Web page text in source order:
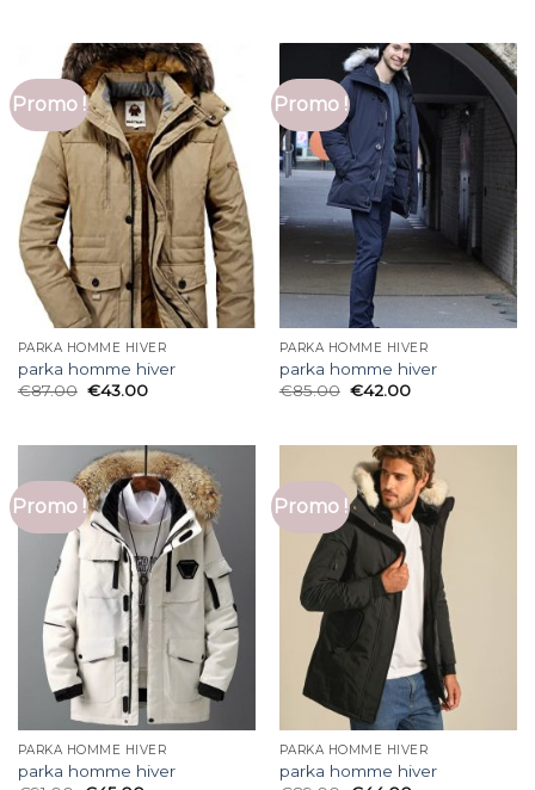
Promo !
PARKA HOMME HIVER
parka homme hiver
€87.00 €43.00
Promo !
PARKA HOMME HIVER
parka homme hiver
€85.00 €42.00
Promo !
PARKA HOMME HIVER
parka homme hiver
Promo !
PARKA HOMME HIVER
parka homme hiver